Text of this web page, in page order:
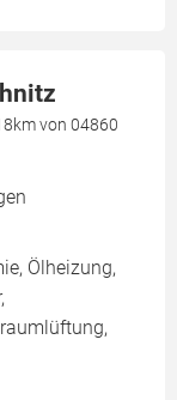
von 04860
Ölheizung,